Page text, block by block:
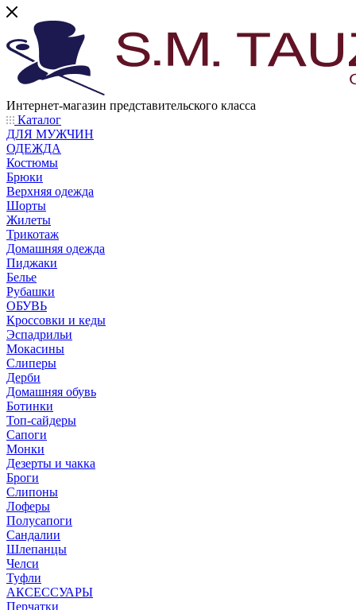
Интернет-магазин представительского класса
Каталог
ДЛЯ МУЖЧИН
ОДЕЖДА
Костюмы
Брюки
Верхняя одежда
Шорты
Жилеты
Трикотаж
Домашняя одежда
Пиджаки
Белье
Рубашки
ОБУВЬ
Кроссовки и кеды
Эспадрильи
Мокасины
Слиперы
Дерби
Домашняя обувь
Ботинки
Топ-сайдеры
Сапоги
Монки
Дезерты и чакка
Броги
Слипоны
Лоферы
Полусапоги
Сандалии
Шлепанцы
Челси
Туфли
АКСЕССУАРЫ
Перчатки